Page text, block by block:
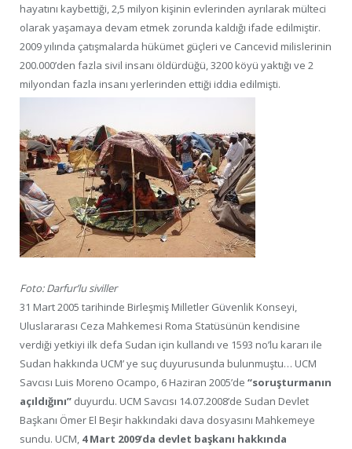
hayatını kaybettiği, 2,5 milyon kişinin evlerinden ayrılarak mülteci
olarak yaşamaya devam etmek zorunda kaldığı ifade edilmiştir.
2009 yılında çatışmalarda hükümet güçleri ve Cancevid milislerinin
200.000’den fazla sivil insanı öldürdüğü, 3200 köyü yaktığı ve 2
milyondan fazla insanı yerlerinden ettiği iddia edilmişti.
Foto: Darfur’lu siviller
31 Mart 2005 tarihinde Birleşmiş Milletler Güvenlik Konseyi,
Uluslararası Ceza Mahkemesi Roma Statüsünün kendisine
verdiği yetkiyi ilk defa Sudan için kullandı ve 1593 no’lu kararı ile
Sudan hakkında UCM’ ye suç duyurusunda bulunmuştu… UCM
Savcısı Luis Moreno Ocampo, 6 Haziran 2005’de “soruşturmanın
açıldığını” duyurdu. UCM Savcısı 14.07.2008’de Sudan Devlet
Başkanı Ömer El Beşir hakkındaki dava dosyasını Mahkemeye
sundu. UCM, 4 Mart 2009’da devlet başkanı hakkında